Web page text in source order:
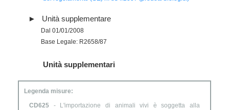
Unità supplementare
Dal 01/01/2008
Base Legale: R2658/87
Unità supplementari
Legenda misure:
CD625 - L'importazione di animali vivi è soggetta alla